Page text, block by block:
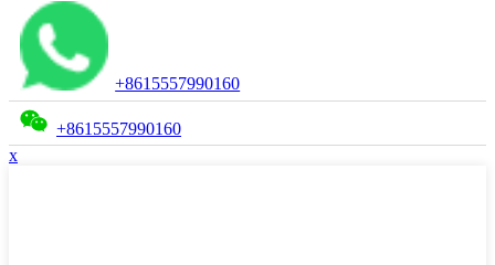
+8615557990160
+8615557990160
x